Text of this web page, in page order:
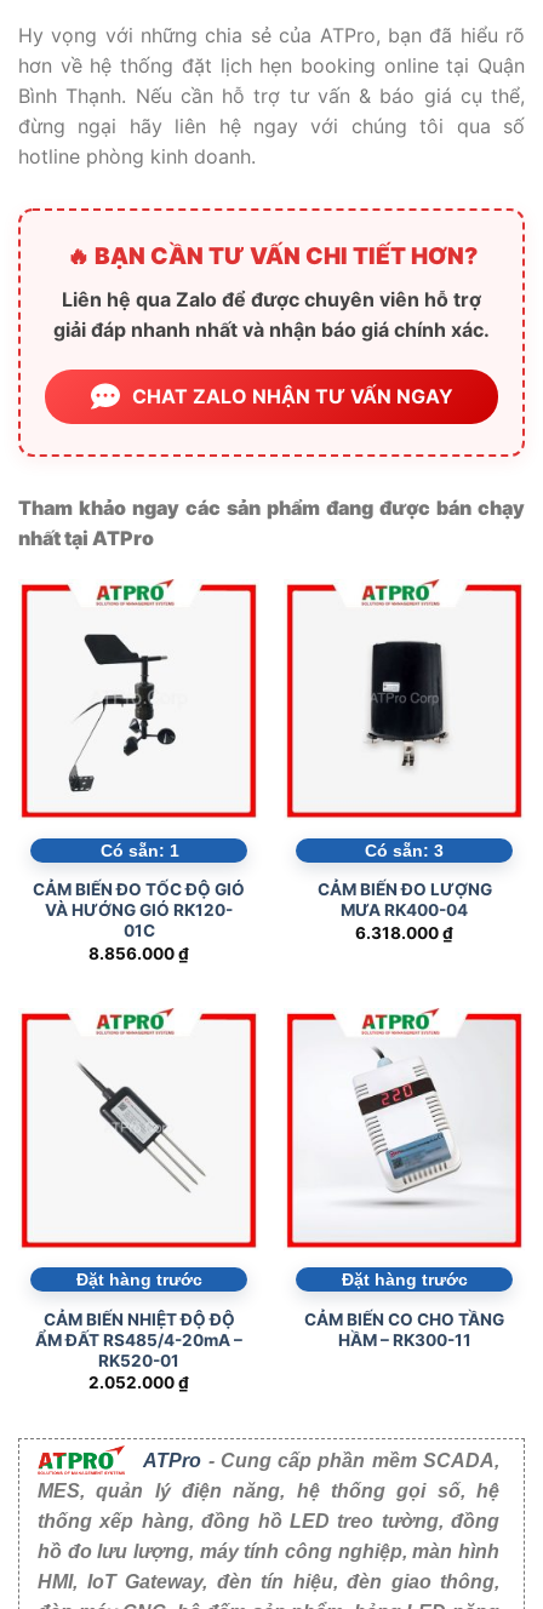
Hy vọng với những chia sẻ của ATPro, bạn đã hiểu rõ
hơn về hệ thống đặt lịch hẹn booking online tại Quận
Bình Thạnh. Nếu cần hỗ trợ tư vấn & báo giá cụ thể,
đừng ngại hãy liên hệ ngay với chúng tôi qua số
hotline phòng kinh doanh.
🔥 BẠN CẦN TƯ VẤN CHI TIẾT HƠN?
Liên hệ qua Zalo để được chuyên viên hỗ trợ
giải đáp nhanh nhất và nhận báo giá chính xác.
CHAT ZALO NHẬN TƯ VẤN NGAY
Tham khảo ngay các sản phẩm đang được bán chạy
nhất tại ATPro
Có sẵn: 1
CẢM BIẾN ĐO TỐC ĐỘ GIÓ
VÀ HƯỚNG GIÓ RK120-
01C
8.856.000₫
Có sẵn: 3
CẢM BIẾN ĐO LƯỢNG
MƯA RK400-04
6.318.000₫
Đặt hàng trước
CẢM BIẾN NHIỆT ĐỘ ĐỘ
ẨM ĐẤT RS485/4-20mA –
RK520-01
2.052.000₫
Đặt hàng trước
CẢM BIẾN CO CHO TẦNG
HẦM – RK300-11
ATPro - Cung cấp phần mềm SCADA,
MES, quản lý điện năng, hệ thống gọi số, hệ
thống xếp hàng, đồng hồ LED treo tường, đồng
hồ đo lưu lượng, máy tính công nghiệp, màn hình
HMI, IoT Gateway, đèn tín hiệu, đèn giao thông,